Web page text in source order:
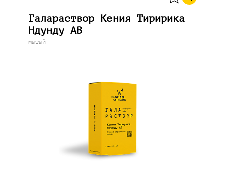
Галараствор Кения Тиририка
Ндунду АВ
мытый